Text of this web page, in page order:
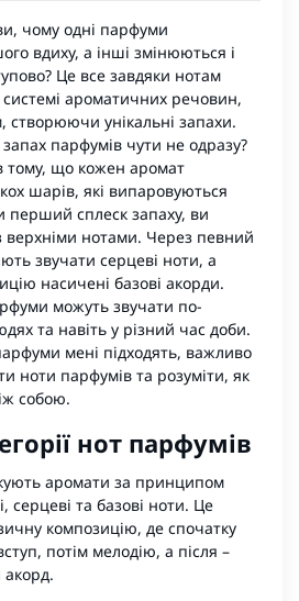
чому одні парфуми
вдиху, а інші змінюються і
Це все завдяки нотам
системі ароматичних речовин,
унікальні запахи.
парфумів чути не одразу?
тому, що кожен аромат
шарів, які випаровуються
перший сплеск запаху, ви
нотами. Через певний
звучати серцеві ноти, а
насичені базові акорди.
можуть звучати по-
та навіть у різний час доби.
мені підходять, важливо
ноти парфумів та розуміти, як
собою.
нот парфумів
аромати за принципом
серцеві та базові ноти. Це
композицію, де спочатку
потім мелодію, а після –
акорд.